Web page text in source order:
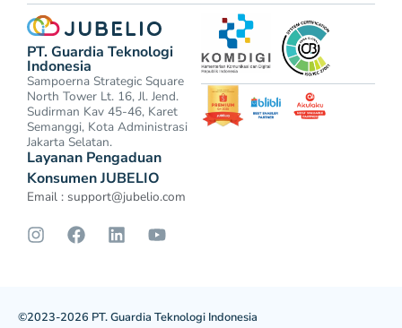
PT. Guardia Teknologi
Indonesia
Sampoerna Strategic Square
North Tower Lt. 16, Jl. Jend.
Sudirman Kav 45-46, Karet
Semanggi, Kota Administrasi
Jakarta Selatan.
Layanan Pengaduan
Konsumen JUBELIO
Email : support@jubelio.com
©2023-2026 PT. Guardia Teknologi Indonesia